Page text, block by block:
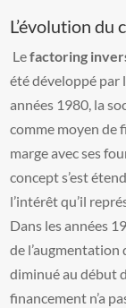
L’évolution du
Lefactoring
été développé par
années 1980, la
comme moyen de
marge avec ses
concept s’est
l’intérêt qu’il
Dans les années
de l’augmentation
diminué au début
financement n’a